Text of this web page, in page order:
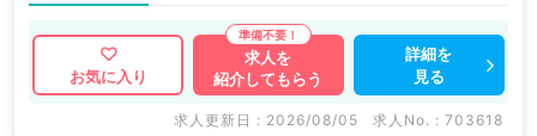
お気に入り
求人を
紹介してもらう
詳細を
見る
求人更新日 : 2026/08/05 求人No. : 703618